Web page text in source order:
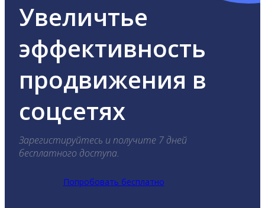
Увеличтье
эффективность
продвижения в
соцсетях
Зарегистируйтесь и получите 7 дней
бесплатного доступа.
Попробовать бесплатно